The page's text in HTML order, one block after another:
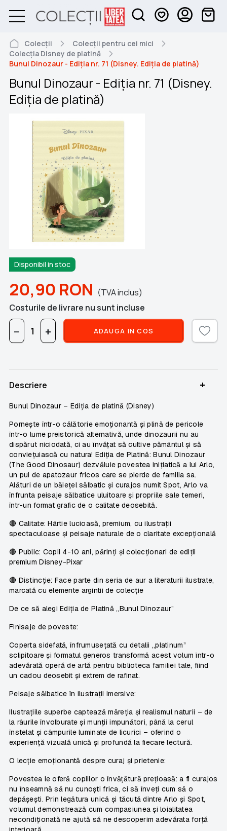
Colecții
Colecții pentru cei mici
Colecția Disney de platină
Bunul Dinozaur - Ediția nr. 71 (Disney. Ediția de platină)
Bunul Dinozaur - Ediția nr. 71 (Disney.
Ediția de platină)
Disponibil in stoc
20,90 RON (TVA inclus)
Costurile de livrare nu sunt incluse
− + ADAUGA IN COS
Descriere +
Bunul Dinozaur – Ediția de platină (Disney)
Pornește într-o călătorie emoționantă și plină de pericole
într-o lume preistorică alternativă, unde dinozaurii nu au
dispărut niciodată, ci au învățat să cultive pământul și să
conviețuiască cu natura! Ediția de Platină: Bunul Dinozaur
(The Good Dinosaur) dezvăluie povestea inițiatică a lui Arlo,
un pui de apatozaur fricos care se pierde de familia sa.
Alături de un băiețel sălbatic și curajos numit Spot, Arlo va
înfrunta peisaje sălbatice uluitoare și propriile sale temeri,
într-un format grafic de o calitate deosebită.
🔴 Calitate: Hârtie lucioasă, premium, cu ilustrații
spectaculoase și peisaje naturale de o claritate excepțională
🔴 Public: Copii 4-10 ani, părinți și colecționari de ediții
premium Disney-Pixar
🔴 Distincție: Face parte din seria de aur a literaturii ilustrate,
marcată cu elemente argintii de colecție
De ce să alegi Ediția de Platină „Bunul Dinozaur”
Finisaje de poveste:
Coperta sidefată, înfrumusețată cu detalii „platinum”
sclipitoare și formatul generos transformă acest volum într-o
adevărată operă de artă pentru biblioteca familiei tale, fiind
un cadou deosebit și extrem de rafinat.
Peisaje sălbatice în ilustrații imersive:
Ilustrațiile superbe captează măreția și realismul naturii – de
la râurile învolburate și munții impunători, până la cerul
înstelat și câmpurile luminate de licurici – oferind o
experiență vizuală unică și profundă la fiecare lectură.
O lecție emoționantă despre curaj și prietenie:
Povestea le oferă copiilor o învățătură prețioasă: a fi curajos
nu înseamnă să nu cunoști frica, ci să înveți cum să o
depășești. Prin legătura unică și tăcută dintre Arlo și Spot,
volumul demonstrează cum compasiunea și loialitatea
necondiționată ne ajută să ne descoperim adevărata forță